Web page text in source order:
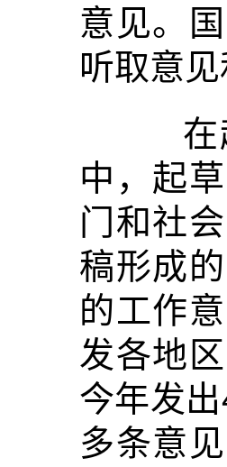
意见。
听取意
在起
中，起
门和社
稿形成
的工作
发各地
今年发
多条意